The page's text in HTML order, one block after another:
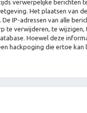
verwerpelijke berichten
Het plaatsen van
IP-adressen van alle
te verwijderen, te wijzigen,
Hoewel deze
hackpoging die ertoe kan